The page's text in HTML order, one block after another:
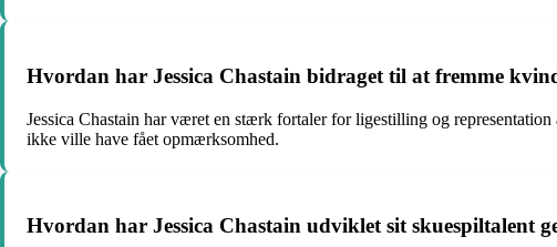
Hvordan har Jessica Chastain bidraget til at fremme
Jessica Chastain har været en stærk fortaler for ligestilling og
ikke ville have fået opmærksomhed.
Hvordan har Jessica Chastain udviklet sit skuespiltalent